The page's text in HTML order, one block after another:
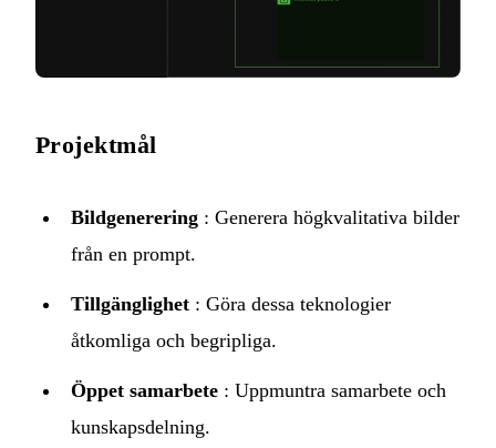
Projektmål
Bildgenerering : Generera högkvalitativa bilder
från en prompt.
Tillgänglighet : Göra dessa teknologier
åtkomliga och begripliga.
Öppet samarbete : Uppmuntra samarbete och
kunskapsdelning.